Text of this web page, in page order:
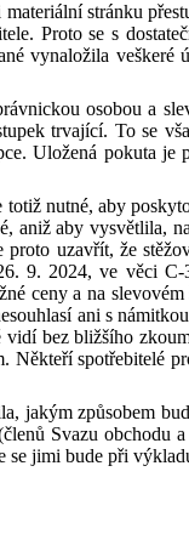
materiální stránku
Proto se s
vynaložila veškeré
osoboua
trvající. To se
Uložená pokuta je
nutné, aby
aniž aby vysvětlila,
uzavřít, že
. 9. 2024, ve věci C‑
cenya na
ani s
bez bližšího
Někteří spotřebitelé
jakým způsobem
Svazu obchodua
se jimi bude při